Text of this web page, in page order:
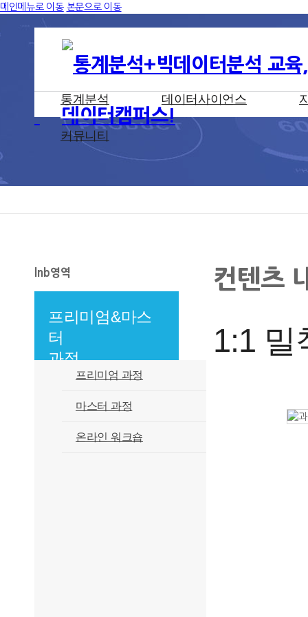
메인메뉴로 이동 본문으로 이동
통계분석 데이터사이언스
커뮤니티
lnb영역
프리미엄&마스
터
과정
프리미엄 과정
마스터 과정
온라인 워크숍
컨텐츠
1:1 밀